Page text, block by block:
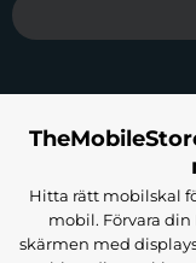
Hitta rätt mobilskal
mobil. Förvara din
skärmen med